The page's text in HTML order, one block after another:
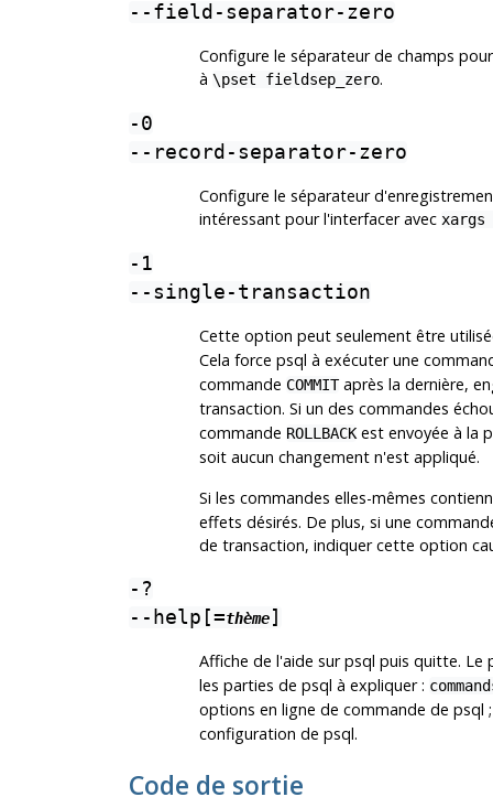
--field-separator-zero
Configure le séparateur de champs
à \pset fieldsep_zero.
-0
--record-separator-zero
Configure le séparateur
intéressant pour l'interfacer avec xargs
-1
--single-transaction
Cette option peut seulement être
Cela force psql à exécuter une
commande COMMITaprès la dernière,
transaction. Si un des commandes
commande ROLLBACKest envoyée à la
soit aucun changement n'est appliqué.
Si les commandes elles-mêmes
effets désirés. De plus, si une
de transaction, indiquer cette option
-?
--help[=thème]
Affiche de l'aide surpsql puis quitte. Le
les parties de psql à expliquer :
options en ligne de commande de psql
configuration de psql.
Code de sortie